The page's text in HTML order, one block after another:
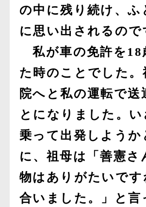
の中に残り続け、ふ
に思い出されるので
私が車の免許を18
た時のことでした。
院へと私の運転で送
とになりました。い
乗って出発しようか
に、祖母は「善憲さ
物はありがたいです
合いました。」と言